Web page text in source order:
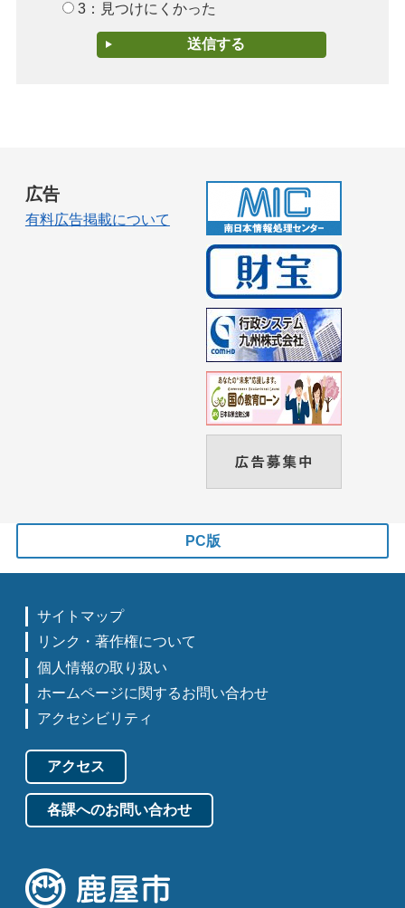
3：見つけにくかった
広告
有料広告掲載について
PC版
サイトマップ
リンク・著作権について
個人情報の取り扱い
ホームページに関するお問い合わせ
アクセシビリティ
アクセス
各課へのお問い合わせ